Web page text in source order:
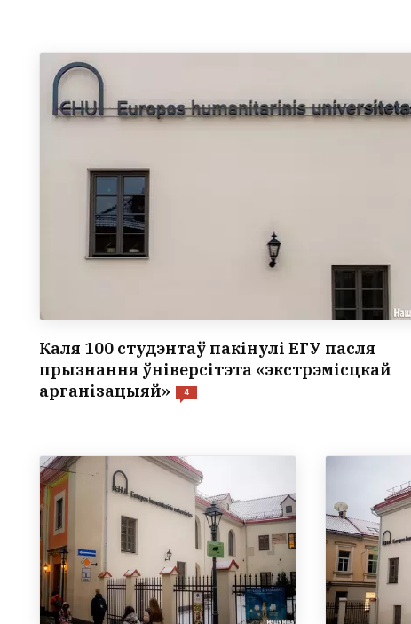
Каля 100 студэнтаў пакінулі ЕГУ пасля
прызнання ўніверсітэта «экстрэмісцкай
арганізацыяй»
4